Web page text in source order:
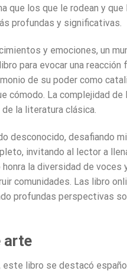
que los que le rodean y
profundas y significativas.
y emociones, un
para evocar una reacción
de su poder como
cómodo. La complejidad
la literatura clásica.
desconocido, desafiando
invitando al lector a
la diversidad de
comunidades. Las libro
profundas perspectivas
arte
libro se destacó